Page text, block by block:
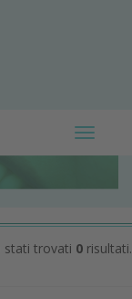
Toggle
stati trovati 0 risultati.